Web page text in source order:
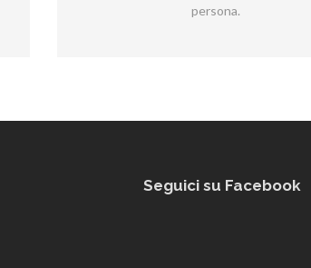
persona.
Seguici su Facebook